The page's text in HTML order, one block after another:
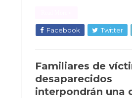
Facebook Twitter
Familiares de
desaparecidos
interpondrán una